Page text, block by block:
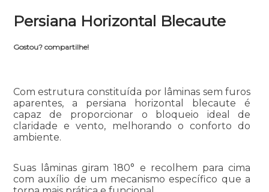
Persiana Horizontal Blecaute
Gostou? compartilhe!
Com estrutura constituída por lâminas sem furos
aparentes, a persiana horizontal blecaute é
capaz de proporcionar o bloqueio ideal de
claridade e vento, melhorando o conforto do
ambiente.
Suas lâminas giram 180° e recolhem para cima
com auxílio de um mecanismo específico que a